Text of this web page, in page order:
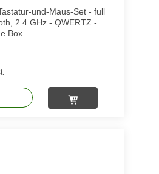
und-Maus-Set - full
2.4 GHz - QWERTZ -
Box